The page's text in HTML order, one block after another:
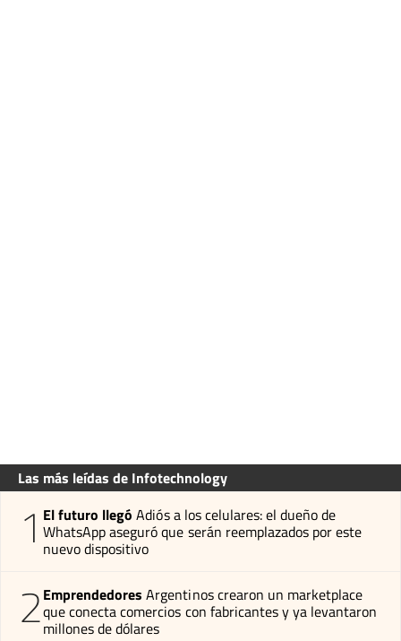
Las más leídas de Infotechnology
1 El futuro llegó Adiós a los celulares: el dueño de
WhatsApp aseguró que serán reemplazados por este
nuevo dispositivo
2Emprendedores Argentinos crearon un marketplace
que conecta comercios con fabricantes y ya levantaron
millones de dólares